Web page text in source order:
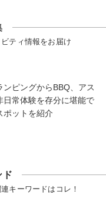
ティ情報をお届け
ンピングからBBQ、アス
日常体験を存分に堪能で
ポットを紹介
ド
キーワードはコレ！